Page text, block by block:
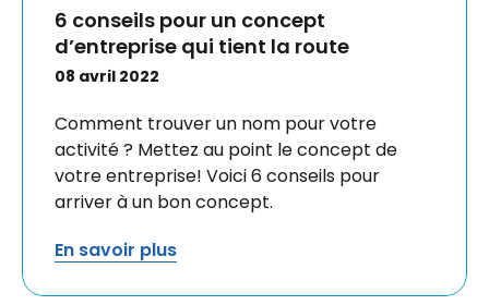
6 conseils pour un concept
d’entreprise qui tient la route
08 avril 2022
Comment trouver un nom pour votre
activité ? Mettez au point le concept de
votre entreprise! Voici 6 conseils pour
arriver à un bon concept.
En savoir plus